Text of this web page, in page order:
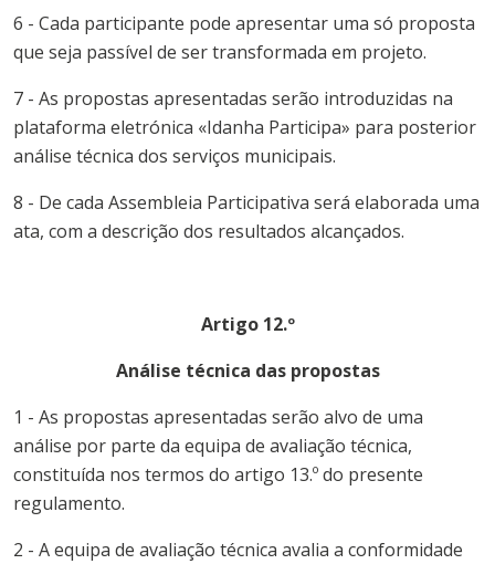
6 - Cada participante pode apresentar uma só proposta
que seja passível de ser transformada em projeto.
7 - As propostas apresentadas serão introduzidas na
plataforma eletrónica «Idanha Participa» para posterior
análise técnica dos serviços municipais.
8 - De cada Assembleia Participativa será elaborada uma
ata, com a descrição dos resultados alcançados.
Artigo 12.º
Análise técnica das propostas
1 - As propostas apresentadas serão alvo de uma
análise por parte da equipa de avaliação técnica,
constituída nos termos do artigo 13.º do presente
regulamento.
2 - A equipa de avaliação técnica avalia a conformidade